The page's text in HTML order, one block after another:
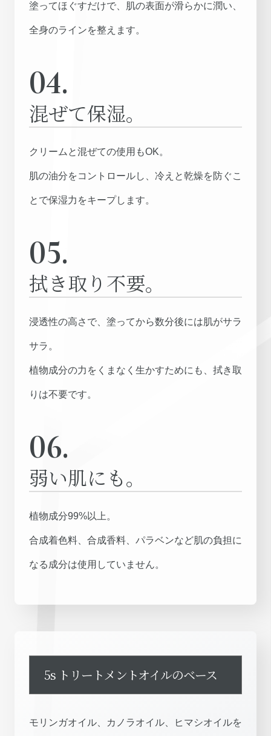
塗ってほぐすだけで、肌の表面が滑らかに潤い、
全身のラインを整えます。
04.
混ぜて保湿。
クリームと混ぜての使用もOK。
肌の油分をコントロールし、冷えと乾燥を防ぐこ
とで保湿力をキープします。
05.
拭き取り不要。
浸透性の高さで、塗ってから数分後には肌がサラ
サラ。
植物成分の力をくまなく生かすためにも、拭き取
りは不要です。
06.
弱い肌にも。
植物成分99%以上。
合成着色料、合成香料、パラベンなど肌の負担に
なる成分は使用していません。
5s トリートメントオイルのベース
モリンガオイル、カノラオイル、ヒマシオイルを